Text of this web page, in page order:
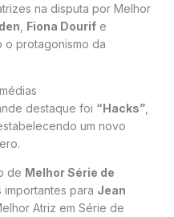
na disputa por Melhor
Fiona Dourife
o protagonismo da
destaque foi “Hacks”,
estabelecendo um novo
de Melhor Série de
para Jean
Atriz em Série de